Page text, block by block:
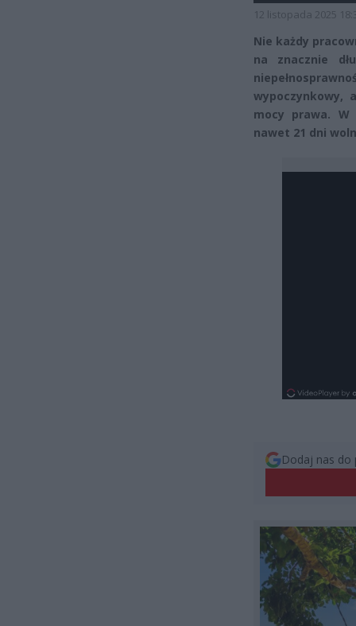
12 listopada 2025
Nie każdy
na znacznie
wypoczynkowy,
mocy prawa. W
nawet 21 dni
Dodaj nas do